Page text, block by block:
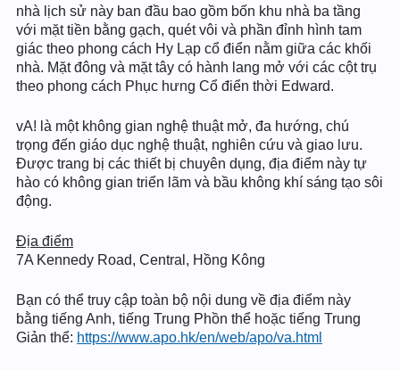
nhà lịch sử này ban đầu bao gồm bốn khu nhà ba tầng
với mặt tiền bằng gạch, quét vôi và phần đỉnh hình tam
giác theo phong cách Hy Lạp cổ điển nằm giữa các khối
nhà. Mặt đông và mặt tây có hành lang mở với các cột trụ
theo phong cách Phục hưng Cổ điển thời Edward.
vA! là một không gian nghệ thuật mở, đa hướng, chú
trọng đến giáo dục nghệ thuật, nghiên cứu và giao lưu.
Được trang bị các thiết bị chuyên dụng, địa điểm này tự
hào có không gian triển lãm và bầu không khí sáng tạo sôi
động.
Địa điểm
7A Kennedy Road, Central, Hồng Kông
Bạn có thể truy cập toàn bộ nội dung về địa điểm này
bằng tiếng Anh, tiếng Trung Phồn thể hoặc tiếng Trung
Giản thể: https://www.apo.hk/en/web/apo/va.html